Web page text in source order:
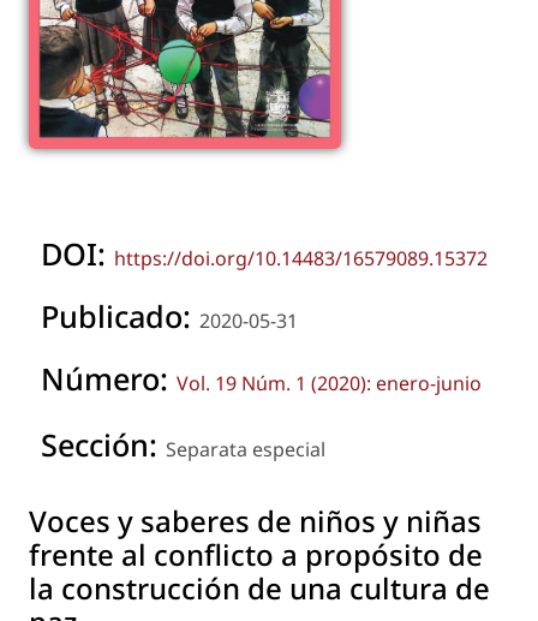
DOI: https://doi.org/10.14483/16579089.15372
Publicado: 2020-05-31
Número: Vol. 19 Núm. 1 (2020): enero-junio
Sección: Separata especial
Voces y saberes de niños y niñas
frente al conflicto a propósito de
la construcción de una cultura de